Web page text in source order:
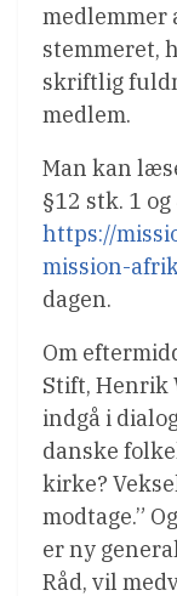
medlemmer
stemmeret,
skriftlig
medlem.
Man kan
§12 stk. 1
https://
mission-
dagen.
Om
Stift, Henrik
indgå i
danske
kirke?
modtage.”
er ny
Råd, vil